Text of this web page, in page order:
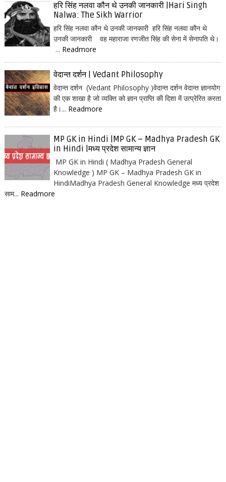
हरि सिंह नलवा कौन थे उनकी जानकारी |Hari Singh
Nalwa: The Sikh Warrior
हरि सिंह नलवा कौन थे उनकी जानकारी हरि सिंह नलवा कौन थे
उनकी जानकारी वह महाराजा रणजीत सिंह की सेना में सेनापति थे।
... Readmore
वेदान्त दर्शन | Vedant Philosophy
वेदान्त दर्शन (Vedant Philosophy )वेदान्त दर्शन वेदान्त ज्ञानयोग
की एक शाखा है जो व्यक्ति को ज्ञान प्राप्ति की दिशा में उत्प्रेरित करता
है।... Readmore
MP GK in Hindi |MP GK – Madhya Pradesh GK
in Hindi |मध्य प्रदेश सामान्य ज्ञान
MP GK in Hindi ( Madhya Pradesh General
Knowledge ) MP GK – Madhya Pradesh GK in
HindiMadhya Pradesh General Knowledge मध्य प्रदेश
साम... Readmore